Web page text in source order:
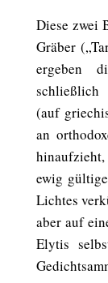
Diese zwei
Gräber
ergeben
schließlich
(auf
an
ewig
Lichtes
aber auf
Elytis